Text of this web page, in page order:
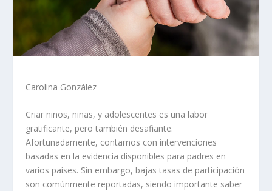
Carolina González
Criar niños, niñas, y adolescentes es una labor
gratificante, pero también desafiante.
Afortunadamente, contamos con intervenciones
basadas en la evidencia disponibles para padres en
varios países. Sin embargo, bajas tasas de participación
son comúnmente reportadas, siendo importante saber